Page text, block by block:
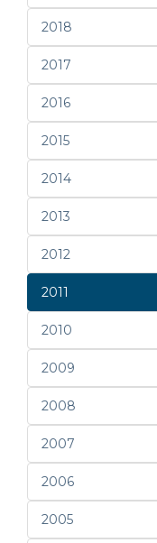
2018
2017
2016
2015
2014
2013
2012
2011
2010
2009
2008
2007
2006
2005